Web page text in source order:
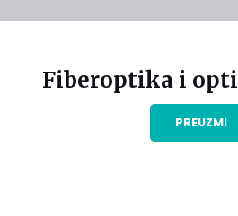
Fiberoptika i
PREUZMI